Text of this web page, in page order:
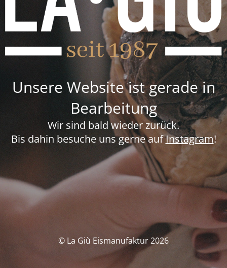
Unsere Website ist gerade in
Bearbeitung
Wir sind bald wieder zurück.
Bis dahin besuche uns gerne aufInstagram!
© La Giù Eismanufaktur 2026